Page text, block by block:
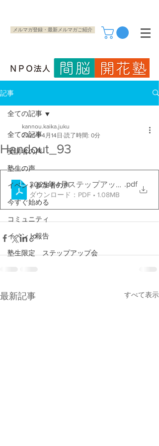
メルマガ登録・最新メルマガご紹介
記事
全ての記事
受講者の声
塾生の声
イベント参加者の声
今すぐ始める
コミュニティ
イベント報告
塾生限定 ステップアップ会
全ての記事
Handout_93
kannou.kaika.juku
2025年4月14日 読了時間: 0分
2025年4月ステップアップ会.pdf
ダウンロード：PDF • 1.08MB
最新記事 すべて表示